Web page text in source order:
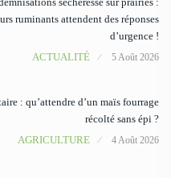
ruminants attendent des réponses
d’urgence !
ACTUALITÉ
5 Août 2026
: qu’attendre d’un maïs fourrage
récolté sans épi ?
AGRICULTURE
4 Août 2026